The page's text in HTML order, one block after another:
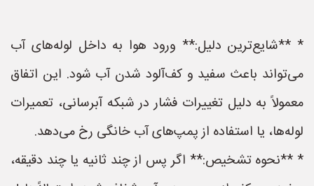
* **شایع‌ترین دلیل:** ورود هوا به داخل لوله‌های آب
می‌تواند باعث سفید و کف‌آلود شدن آب شود. این اتفاق
معمولاً به دلیل تغییرات فشار در شبکه آبرسانی، تعمیرات
لوله‌ها، یا استفاده از پمپ‌های آب خانگی رخ می‌دهد.
* **نحوه تشخیص:** اگر پس از چند ثانیه یا چند دقیقه،